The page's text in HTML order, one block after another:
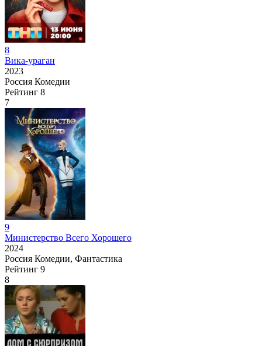
8
Вика-ураган
2023
Россия Комедии
Рейтинг 8
7
9
Министерство Всего Хорошего
2024
Россия Комедии, Фантастика
Рейтинг 9
8